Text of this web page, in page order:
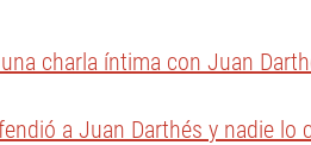
charla íntima con Juan
a Juan Darthés y nadie lo